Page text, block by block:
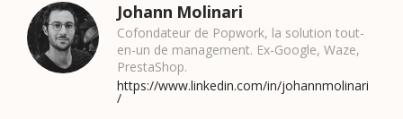
Johann Molinari
Cofondateur de Popwork, la solution tout-
en-un de management. Ex-Google, Waze,
PrestaShop.
https://www.linkedin.com/in/johannmolinari
/